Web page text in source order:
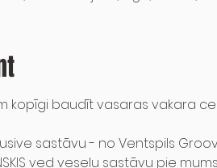
kopīgi baudīt vasaras vakara
sastāvu - no Ventspils
ved veselu sastāvu pie